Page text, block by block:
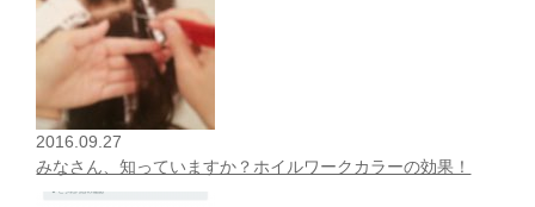
2016.09.27
みなさん、知っていますか？ホイルワークカラーの効果！